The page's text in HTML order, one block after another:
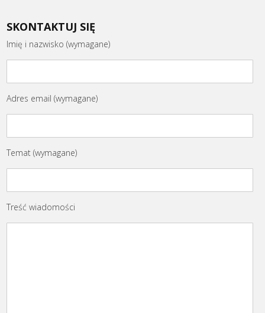
SKONTAKTUJ SIĘ
Imię i nazwisko (wymagane)
Adres email (wymagane)
Temat (wymagane)
Treść wiadomości